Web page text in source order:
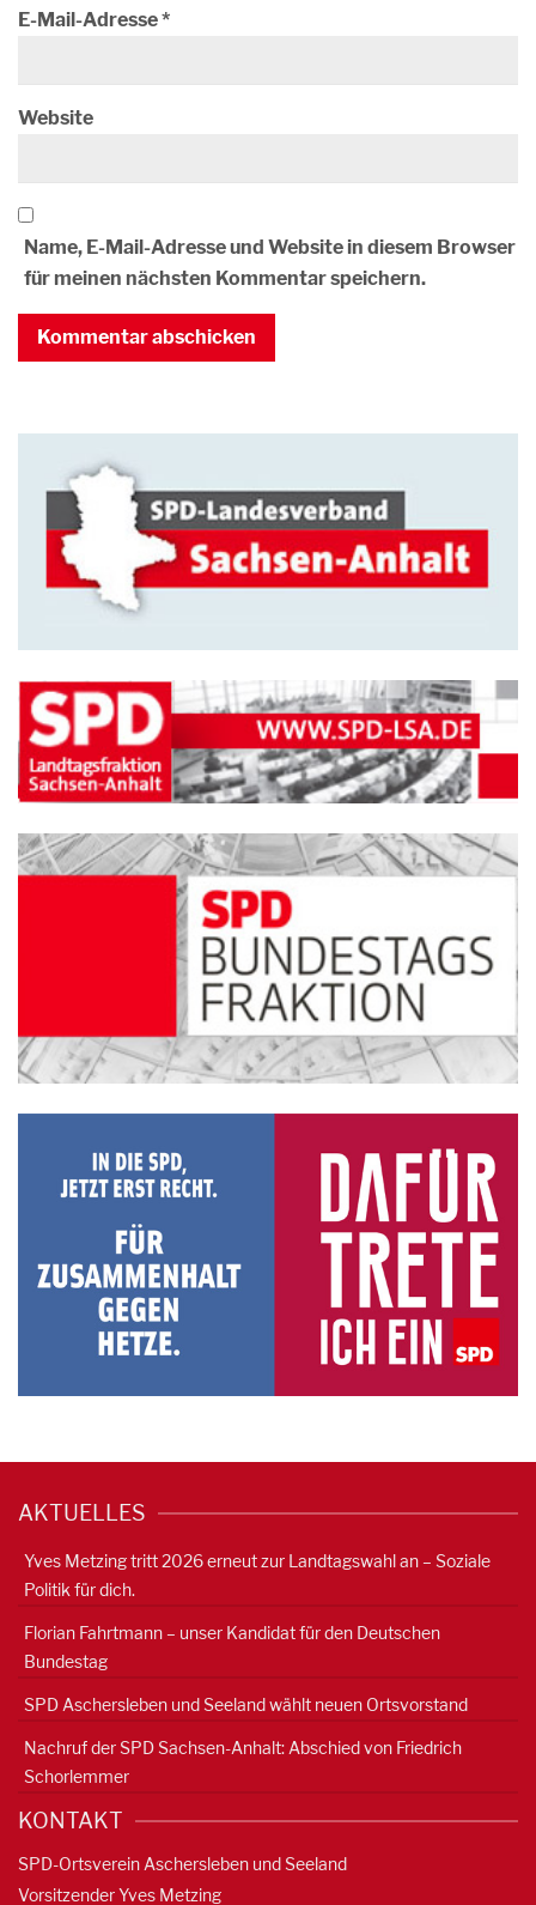
E-Mail-Adresse*
Website
Name, E-Mail-Adresse und Website in diesem Browser
für meinen nächsten Kommentar speichern.
AKTUELLES
Yves Metzing tritt 2026 erneut zur Landtagswahl an – Soziale
Politik für dich.
Florian Fahrtmann – unser Kandidat für den Deutschen
Bundestag
SPD Aschersleben und Seeland wählt neuen Ortsvorstand
Nachruf der SPD Sachsen-Anhalt: Abschied von Friedrich
Schorlemmer
KONTAKT
SPD-Ortsverein Aschersleben und Seeland
Vorsitzender Yves Metzing